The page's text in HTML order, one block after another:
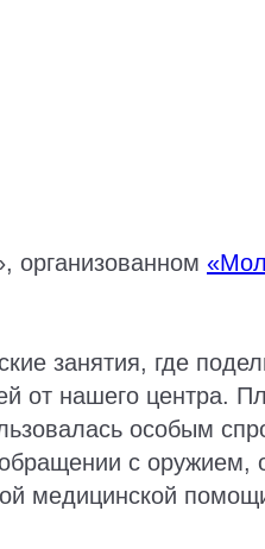
организованном
занятия, где
от нашего центра.
особым
с оружием,
медицинской